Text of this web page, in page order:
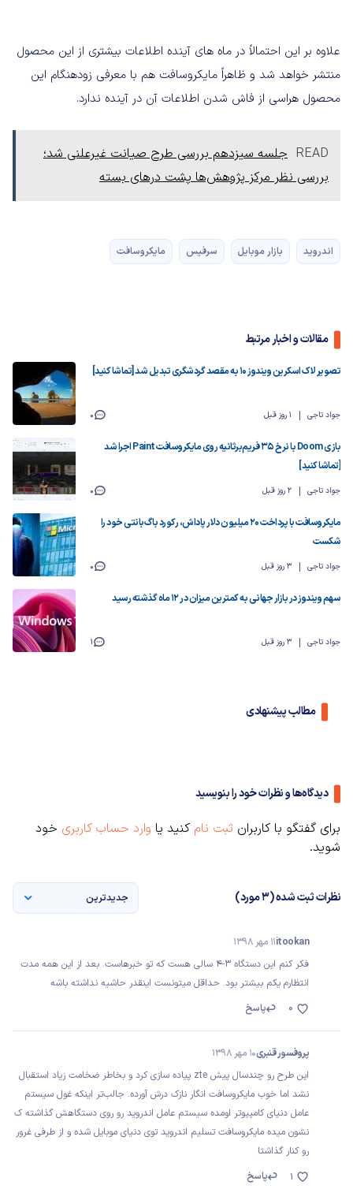
علاوه بر این احتمالاً در ماه های آینده اطلاعات بیشتری از این محصول
منتشر خواهد شد و ظاهراً مایکروسافت هم با معرفی زودهنگام این
محصول هراسی از فاش شدن اطلاعات آن در آینده ندارد.
READ جلسه سیزدهم بررسی طرح صیانت غیرعلنی شد؛
بررسی نظر مرکز پژوهش‌ها پشت درهای بسته
اندروید بازار موبایل سرفیس مایکروسافت
مقالات و اخبار مرتبط
تصویر لاک اسکرین ویندوز ۱۰ به مقصد گردشگری تبدیل شد [تماشا کنید]
جواد تاجی 1 روز قبل 0
بازی Doom با نرخ ۳۵ فریم‌برثانیه روی مایکروسافت Paint اجرا شد
[تماشا کنید]
جواد تاجی 2 روز قبل 0
مایکروسافت با پرداخت ۲۰ میلیون دلار پاداش، رکورد باگ‌بانتی خود را
شکست
جواد تاجی 3 روز قبل 0
سهم ویندوز در بازار جهانی به کمترین میزان در ۱۲ ماه گذشته رسید
جواد تاجی 3 روز قبل 1
مطالب پیشنهادی
دیدگاه‌ها و نظرات خود را بنویسید
برای گفتگو با کاربران ثبت نام کنید یا وارد حساب کاربری خود
شوید.
نظرات ثبت شده (3 مورد) جدیدترین
itookan11 مهر 1398
فکر کنم این دستگاه ۳-۴ سالی هست که تو خبرهاست. بعد از این همه مدت
انتظارم یکم بیشتر بود. حداقل میتونست اینقدر حاشیه نداشته باشه
پاسخ
0
پروفسور قنبری10 مهر 1398
این طرح رو چندسال پیش zte پیاده سازی کرد و بخاطر ضخامت زیاد استقبال
نشد اما خوب مایکروسافت انگار نازک درش آورده. جالب‌تر اینکه غول سیستم
عامل دنیای کامپیوتر اومده سیستم عامل اندروید رو روی دستگاهش گذاشته ک
نشون میده مایکروسافت تسلیم اندروید توی دنیای موبایل شده و از طرفی غرور
رو کنار گذاشتا
پاسخ
1